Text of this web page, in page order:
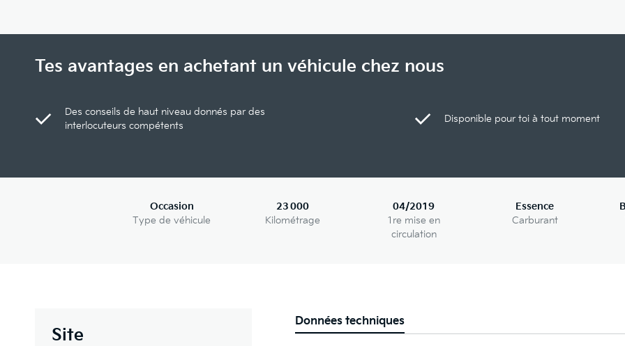
Tes avantages en achetant un véhicule chez nous
Des conseils de haut niveau donnés par des
interlocuteurs compétents
Disponible pour toi à tout moment
Occasion
Type de véhicule
23 000
Kilométrage
04/2019
1re mise en
circulation
Essence
Carburant
Données techniques
Site